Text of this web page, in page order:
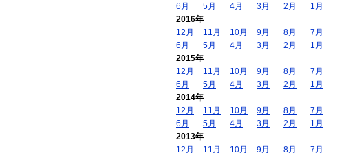
6月
5月 4月 3月 2月
1月
2016年
12月
11月 10月 9月 8月
7月
6月
5月 4月 3月 2月
1月
2015年
12月
11月 10月 9月 8月
7月
6月
5月 4月 3月 2月
1月
2014年
12月
11月 10月 9月 8月
7月
6月
5月 4月 3月 2月
1月
2013年
12月
11月 10月 9月 8月 7月